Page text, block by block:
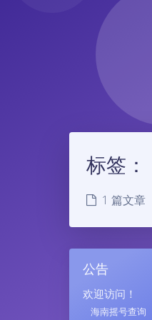
标签：
1 篇文章
公告
欢迎访问！
海南摇号查询